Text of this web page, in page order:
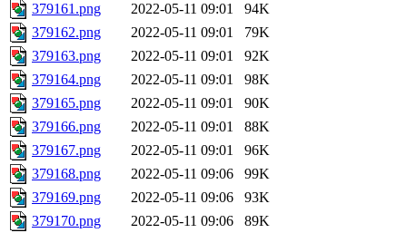
379161.png
2022-05-11 09:01
94K
379162.png
2022-05-11 09:01
79K
379163.png
2022-05-11 09:01
92K
379164.png
2022-05-11 09:01
98K
379165.png
2022-05-11 09:01
90K
379166.png
2022-05-11 09:01
88K
379167.png
2022-05-11 09:01
96K
379168.png
2022-05-11 09:06
99K
379169.png
2022-05-11 09:06
93K
379170.png
2022-05-11 09:06
89K